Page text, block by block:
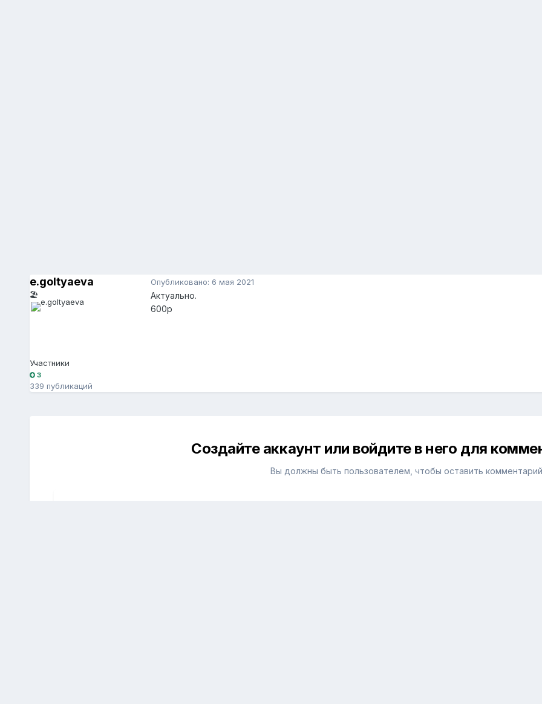
e.goltyaeva
🏖️
Участники
3
339 публикаций
Опубликовано: 6 мая 2021
Актуально.
600р
Создайте аккаунт или войдите в него для
Вы должны быть пользователем, чтобы оставить комментарий